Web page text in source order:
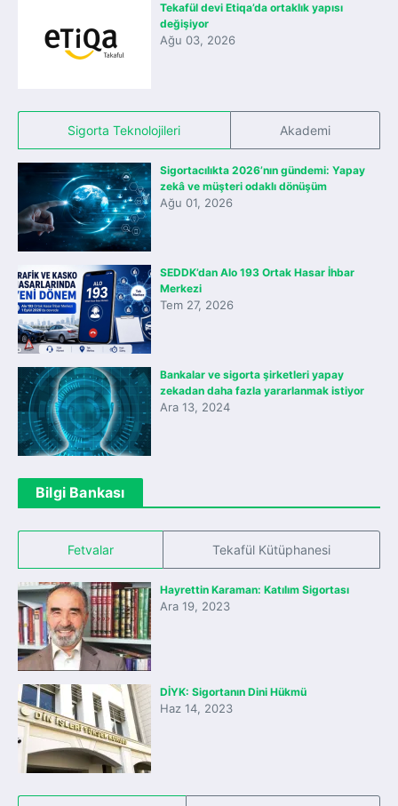
Tekafül devi Etiqa’da ortaklık yapısı
değişiyor
Ağu 03, 2026
Sigorta Teknolojileri Akademi
Sigortacılıkta 2026’nın gündemi: Yapay
zekâ ve müşteri odaklı dönüşüm
Ağu 01, 2026
SEDDK’dan Alo 193 Ortak Hasar İhbar
Merkezi
Tem 27, 2026
Bankalar ve sigorta şirketleri yapay
zekadan daha fazla yararlanmak istiyor
Ara 13, 2024
Bilgi Bankası
Fetvalar Tekafül Kütüphanesi
Hayrettin Karaman: Katılım Sigortası
Ara 19, 2023
DİYK: Sigortanın Dini Hükmü
Haz 14, 2023